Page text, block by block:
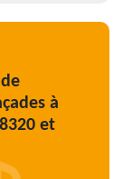
à
et